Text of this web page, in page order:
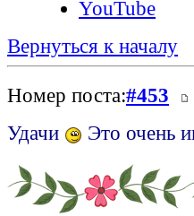
YouTube
Вернуться к началу
Номер поста:#453
Удачи
Это очень